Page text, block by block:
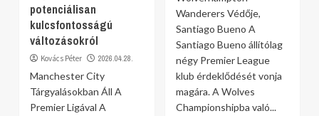
potenciálisan
kulcsfontosságú
változásokról
Kovács Péter 2026.04.28.
Manchester City
Tárgyalásokban Áll A
Premier Ligával A
Wanderers Védője,
Santiago Bueno A
Santiago Bueno állítólag
négy Premier League
klub érdeklődését vonja
magára. A Wolves
Championshipba való...